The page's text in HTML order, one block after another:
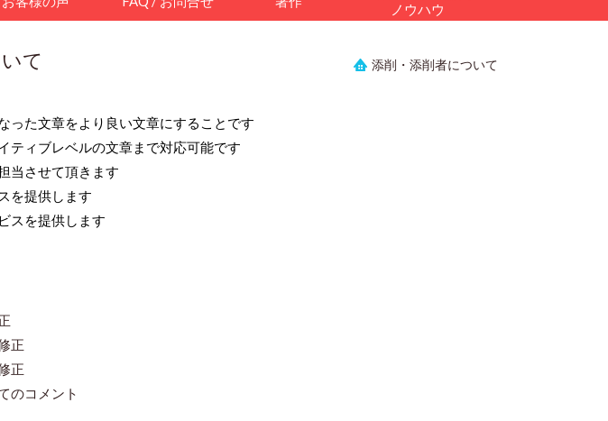
ノウハウ
添削・添削者について
て
った文章をより良い文章にすることです
ティブレベルの文章まで対応可能です
当させて頂きます
を提供します
スを提供します
正
正
のコメント